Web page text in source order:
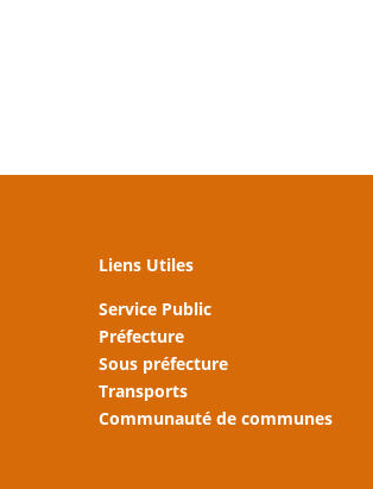
Liens Utiles
Service Public
Préfecture
Sous préfecture
Transports
Communauté de communes